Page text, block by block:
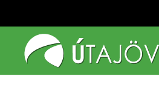
Fő tartalom átugrása